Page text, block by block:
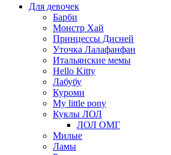
Для девочек
Барби
Монстр Хай
Принцессы Дисней
Уточка Лалафанфан
Итальянские мемы
Hello Kitty
Лабубу
Куроми
My little pony
Куклы ЛОЛ
ЛОЛ ОМГ
Милые
Ламы